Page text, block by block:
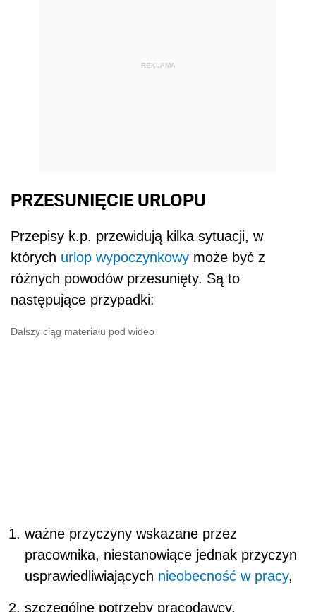
REKLAMA
PRZESUNIĘCIE URLOPU
Przepisy k.p. przewidują kilka sytuacji, w
których urlop wypoczynkowy może być z
różnych powodów przesunięty. Są to
następujące przypadki:
Dalszy ciąg materiału pod wideo
ważne przyczyny wskazane przez
pracownika, niestanowiące jednak przyczyn
usprawiedliwiających nieobecność w pracy,
szczególne potrzeby pracodawcy,